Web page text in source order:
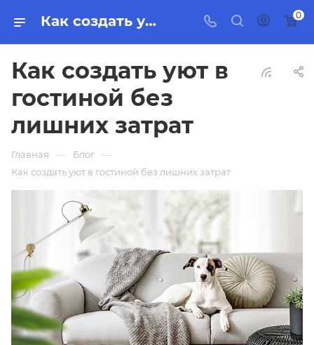
Как создать уют в гостиной без лишних затрат 0
Как создать уют в
гостиной без
лишних затрат
Главная — Блог —
Как создать уют в гостиной без лишних затрат